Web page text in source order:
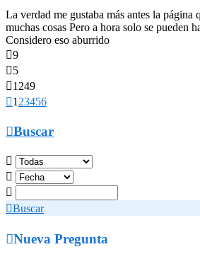
La verdad me gustaba más antes la página
muchas cosas Pero a hora solo se pueden
Considero eso aburrido
9
5
1249
1 23456
Buscar



Buscar
Nueva Pregunta